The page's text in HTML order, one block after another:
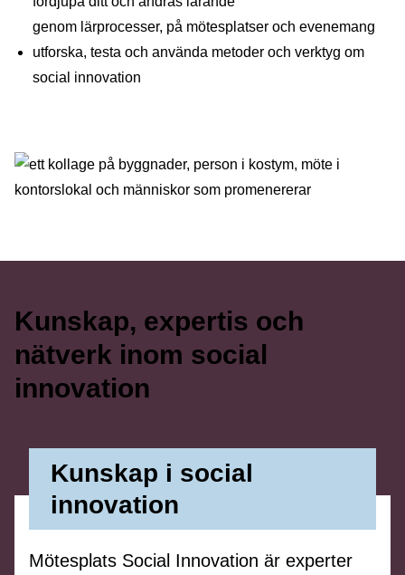
genom lärprocesser, på mötesplatser och evenemang
utforska, testa och använda metoder och verktyg om
social innovation
Kunskap, expertis och
nätverk inom social
innovation
Kunskap i social
innovation
Mötesplats Social Innovation är experter